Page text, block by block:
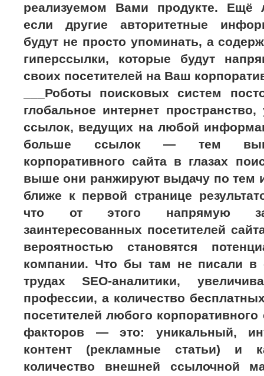
реализуемом Вами продукте. Ещё
если другие авторитетные
будут не просто упоминать, а
гиперссылки, которые будут
своих посетителей на Ваш
___Роботы поисковых систем
глобальное интернет
ссылок, ведущих на любой
больше ссылок — тем выше
корпоративного сайта в глазах
выше они ранжируют выдачу по тем
ближе к первой странице
что от этого напрямую
заинтересованных посетителей
вероятностью становятся
компании. Что бы там не писали в
трудах SEO-аналитики,
профессии, а количество
посетителей любого корпоративного
факторов — это: уникальный,
контент (рекламные статьи) и
количество внешней ссылочной